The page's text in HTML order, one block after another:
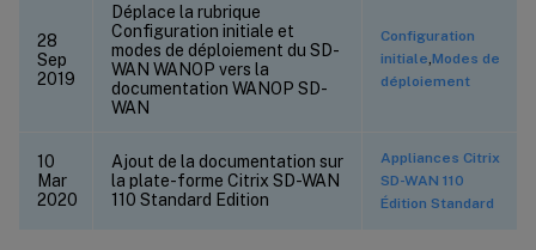
28
Sep
2019
Déplace la rubrique
Configuration initiale et
modes de déploiement du SD-
WAN WANOP vers la
documentation WANOP SD-
WAN
Configuration
initiale Modes de
déploiement
10
Mar
2020
Ajout de la documentation sur
la plate-forme Citrix SD-WAN
110 Standard Edition
Appliances Citrix
SD-WAN 110
Édition Standard